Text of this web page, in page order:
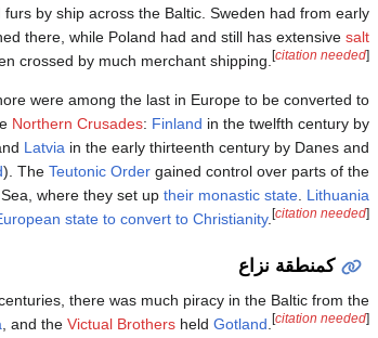
furs by ship across the Baltic. Sweden had from early
there, while Poland had and still has extensive salt
crossed by much merchant shipping. [citation needed]
were among the last in Europe to be converted to
Northern Crusades: Finland in the twelfth century by
Latvia in the early thirteenth century by Danes and
). The Teutonic Order gained control over parts of the
where they set up their monastic state. Lithuania
state to convert to Christianity. [citation needed]
كمنطقة نزاع
there was much piracy in the Baltic from the
, and the Victual Brothers held Gotland [citation needed]